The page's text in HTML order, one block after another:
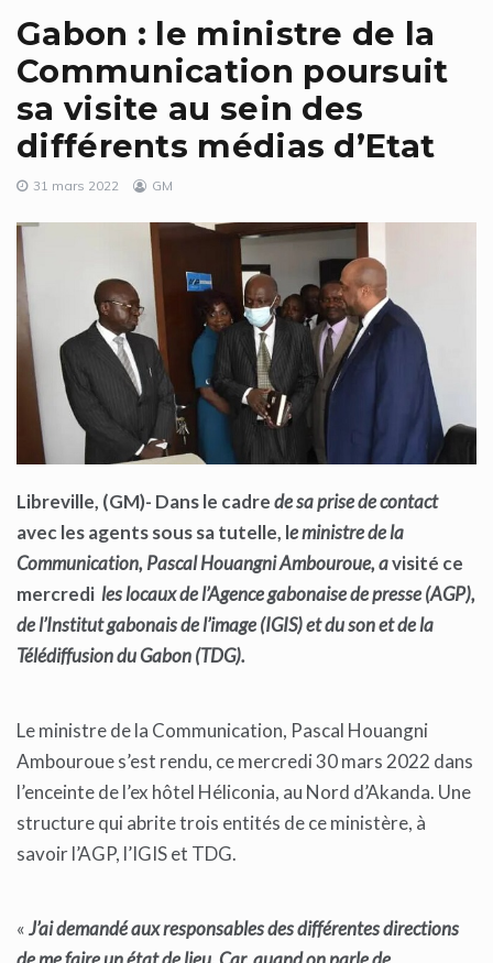
Gabon : le ministre de la
Communication poursuit
sa visite au sein des
différents médias d’Etat
31 mars 2022 GM
Libreville, (GM)- Dans le cadrede sa prise de contact
avec les agents sous sa tutelle, le ministre de la
Communication, Pascal Houangni Ambouroue, avisité ce
mercredi les locaux de l’Agence gabonaise de presse (AGP),
de l’Institut gabonais de l’image (IGIS) et du son et de la
Télédiffusion du Gabon (TDG).
Le ministre de la Communication, Pascal Houangni
Ambouroue s’est rendu, ce mercredi 30 mars 2022 dans
l’enceinte de l’ex hôtel Héliconia, au Nord d’Akanda. Une
structure qui abrite trois entités de ce ministère, à
savoir l’AGP, l’IGIS et TDG.
«J’ai demandé aux responsables des différentes directions